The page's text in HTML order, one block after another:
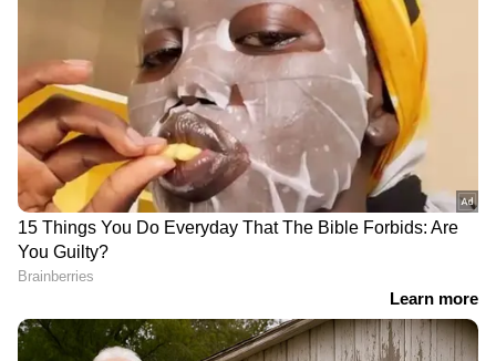
ആയിരുന്നു." യുവതി ത്രെഡ്സിൽ കുറിച്ചു.
മകനും പിന്നാലെ അച്ഛനും
കാൻസർ രോഗം;
ആരാധകന്‍റെ സ്വപ്ന
സാക്ഷാത്ക്കാരത്തിന്
ചൈനീസ്
ഇതിഹാസം ഷാങ് ഷൂ!
'ഇത് അടിമത്തം'; ഇന്ത്യൻ
കമ്പനികളുടെ 'ജിപിഎസ്
ട്രാക്കിംഗ് വർക്ക് ഫ്രം